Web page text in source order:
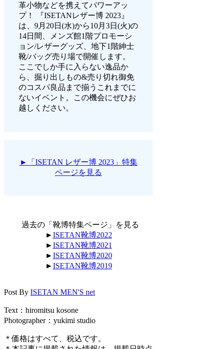
革小物などを携えてパワーアッ
プ！ 『ISETANレザー博 2023』
は、9月20日(水)から10月3日(火)の
14日間、メンズ館1階プロモーシ
ョン/レザーグッズ、地下1階紳士
靴/バッグ売り場で開催します。
ここでしか手に入らない逸品か
ら、掘り出しもの&売り切れ御免
のコスパ良品まで揃うこれまでに
ないイベント。この機会にぜひお
越しください。
►「ISETAN レザー博 2023」特集
ページを見る
過去の「靴博特集ページ」を見る
►ISETAN靴博2022
►ISETAN靴博2021
►ISETAN靴博2020
►ISETAN靴博2019
Post By ISETAN MEN'S net
Text：hiromitsu kosone
Photographer：yukimi studio
＊価格はすべて、税込です。